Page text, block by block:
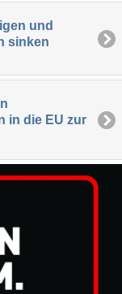
und
sinken
in die EU zur